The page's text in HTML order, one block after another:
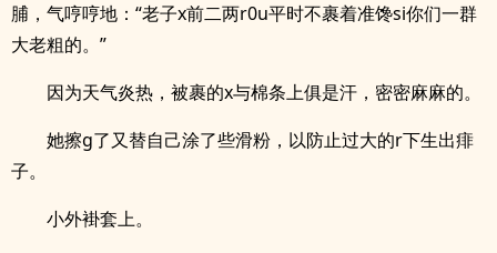
脯，气哼哼地：“老子x前二两r0u平时不裹着准馋si你们一群
大老粗的。”
因为天气炎热，被裹的x与棉条上俱是汗，密密麻麻的。
她擦g了又替自己涂了些滑粉，以防止过大的r下生出痱
子。
小外褂套上。